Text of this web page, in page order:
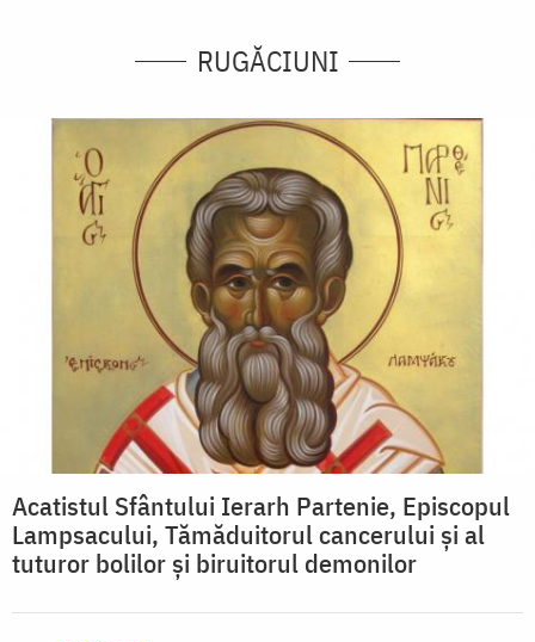
RUGĂCIUNI
Acatistul Sfântului Ierarh Partenie, Episcopul
Lampsacului, Tămăduitorul cancerului şi al
tuturor bolilor şi biruitorul demonilor